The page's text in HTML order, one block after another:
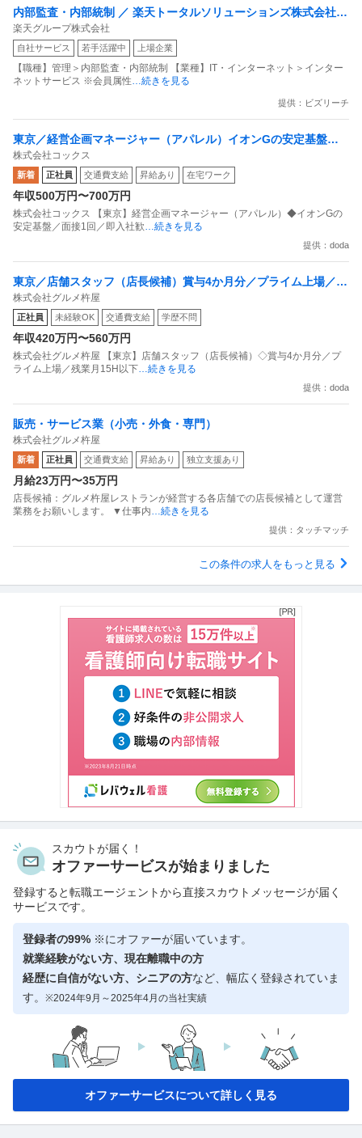
内部監査・内部統制 ／ 楽天トータルソリューションズ株式会社
戦略事業コンプライアンス支援部 業務統制支援課：ショップコン
プライアンス推進担当（SBCSD）
楽天グループ株式会社
自社サービス 若手活躍中 上場企業
【職種】管理＞内部監査・内部統制 【業種】IT・インターネット＞インター
ネットサービス ※会員属性 …続きを見る
提供：ビズリーチ
東京／経営企画マネージャー（アパレル）イオンGの安定基盤／
面接1回／即入社歓迎
株式会社コックス
新着 正社員 交通費支給 昇給あり 在宅ワーク
年収500万円〜700万円
株式会社コックス 【東京】経営企画マネージャー（アパレル）◆イオンGの
安定基盤／面接1回／即入社歓 …続きを見る
提供：doda
東京／店舗スタッフ（店長候補）賞与4か月分／プライム上場／残
業月15H以下／新店オープン多数
株式会社グルメ杵屋
正社員 未経験OK 交通費支給 学歴不問
年収420万円〜560万円
株式会社グルメ杵屋 【東京】店舗スタッフ（店長候補）◇賞与4か月分／プ
ライム上場／残業月15H以下 …続きを見る
提供：doda
販売・サービス業（小売・外食・専門）
株式会社グルメ杵屋
新着 正社員 交通費支給 昇給あり 独立支援あり
月給23万円〜35万円
店長候補：グルメ杵屋レストランが経営する各店舗での店長候補として運営
業務をお願いします。 ▼仕事内 …続きを見る
提供：タッチマッチ
この条件の求人をもっと見る
スカウトが届く！
オファーサービスが始まりました
登録すると転職エージェントから直接スカウトメッセージが届く
サービスです。
登録者の99% ※にオファーが届いています。
就業経験がない方、現在離職中の方
経歴に自信がない方、シニアの方など、幅広く登録されていま
す。 ※2024年9月～2025年4月の当社実績
オファーサービスについて詳しく見る